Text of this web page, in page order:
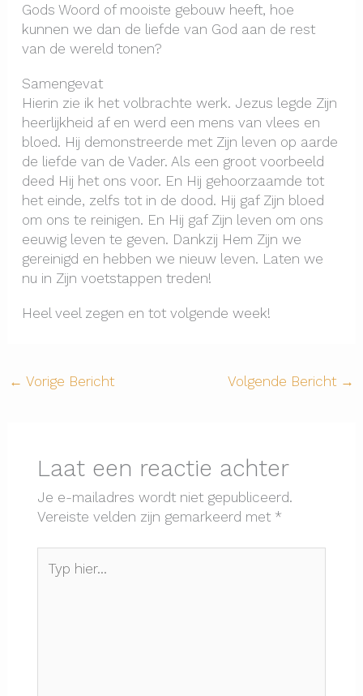
Gods Woord of mooiste gebouw heeft, hoe
kunnen we dan de liefde van God aan de rest
van de wereld tonen?
Samengevat
Hierin zie ik het volbrachte werk. Jezus legde Zijn
heerlijkheid af en werd een mens van vlees en
bloed. Hij demonstreerde met Zijn leven op aarde
de liefde van de Vader. Als een groot voorbeeld
deed Hij het ons voor. En Hij gehoorzaamde tot
het einde, zelfs tot in de dood. Hij gaf Zijn bloed
om ons te reinigen. En Hij gaf Zijn leven om ons
eeuwig leven te geven. Dankzij Hem Zijn we
gereinigd en hebben we nieuw leven. Laten we
nu in Zijn voetstappen treden!
Heel veel zegen en tot volgende week!
← Vorige Bericht Volgende Bericht →
Laat een reactie achter
Je e-mailadres wordt niet gepubliceerd.
Vereiste velden zijn gemarkeerd met *
hier...